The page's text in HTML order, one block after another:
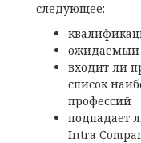
следующее:
ожидаемый
входит ли
список
профессий
подпадает
Intra